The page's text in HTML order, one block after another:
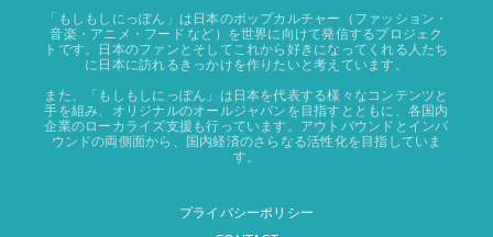
「もしもしにっぽん」は日本のポップカルチャー（ファッション・
音楽・アニメ・フード など）を世界に向けて発信するプロジェク
トです。日本のファンとそしてこれから好きになってくれる人たち
に日本に訪れるきっかけを作りたいと考えています。
また、「もしもしにっぽん」は日本を代表する様々なコンテンツと
手を組み、オリジナルのオールジャパンを目指すとともに、各国内
企業のローカライズ支援も行っています。アウトバウンドとインバ
ウンドの両側面から、国内経済のさらなる活性化を目指していま
す。
プライバシーポリシー